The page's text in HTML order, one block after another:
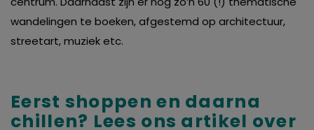
wandelingen te boeken, afgestemd op architectuur,
streetart, muziek etc.
Eerst shoppen en daarna
chillen? Lees ons artikel over